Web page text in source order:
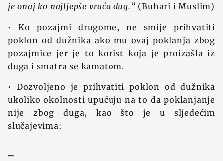
je onaj ko najljepše vraća dug.” (Buhari i Muslim)
• Ko pozajmi drugome, ne smije prihvatiti
poklon od dužnika ako mu ovaj poklanja zbog
pozajmice jer je to korist koja je proizašla iz
duga i smatra se kamatom.
• Dozvoljeno je prihvatiti poklon od dužnika
ukoliko okolnosti upućuju na to da poklanjanje
nije zbog duga, kao što je u sljedećim
slučajevima:
–